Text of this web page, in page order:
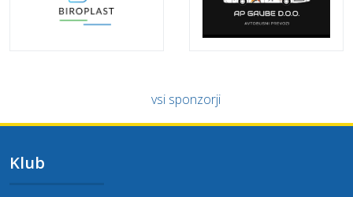
vsi sponzorji
Klub